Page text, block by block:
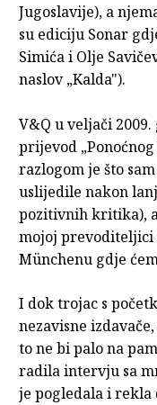
Jugoslavije), a
su ediciju Sonar
Simića i Olje
naslov „Kalda").
V&Q u veljači
prijevod
razlogom je što
uslijedile nakon
pozitivnih kritika),
mojoj prevoditeljici
Münchenu gdje
I dok trojac s
nezavisne
to ne bi palo na
radila intervju sa
je pogledala i rekla